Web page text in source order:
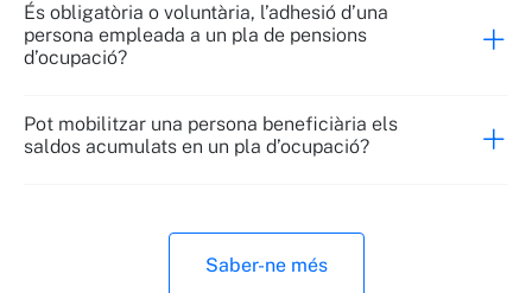
És obligatòria o voluntària, l’adhesió d’una
persona empleada a un pla de pensions
d’ocupació?
Pot mobilitzar una persona beneficiària els
saldos acumulats en un pla d’ocupació?
Saber-ne més